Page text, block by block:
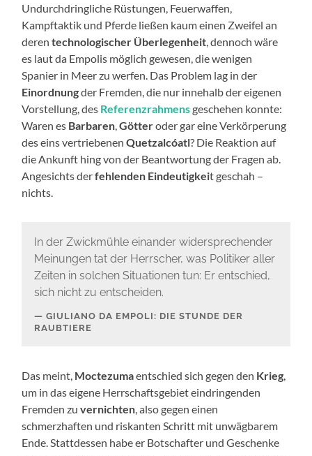
Undurchdringliche Rüstungen, Feuerwaffen,
Kampftaktik und Pferde ließen kaum einen Zweifel an
derentechnologischer Überlegenheit, dennoch wäre
es laut da Empolis möglich gewesen, die wenigen
Spanier in Meer zu werfen. Das Problem lag in der
Einordnungder Fremden, die nur innehalb der eigenen
Vorstellung, des Referenzrahmensgeschehen konnte:
Waren es Barbaren,Götteroder gar eine Verkörperung
des eins vertriebenenQuetzalcóatl? Die Reaktion auf
die Ankunft hing von der Beantwortung der Fragen ab.
Angesichts derfehlenden Eindeutigkeit geschah –
nichts.
In der Zwickmühle einander widersprechender
Meinungen tat der Herrscher, was Politiker aller
Zeiten in solchen Situationen tun: Er entschied,
sich nicht zu entscheiden.
GIULIANO DA EMPOLI: DIE STUNDE DER
RAUBTIERE
Das meint, Moctezumaentschied sich gegen den Krieg,
um in das eigene Herrschaftsgebiet eindringenden
Fremden zuvernichten, also gegen einen
schmerzhaften und riskanten Schritt mit unwägbarem
Ende. Stattdessen habe er Botschafter und Geschenke